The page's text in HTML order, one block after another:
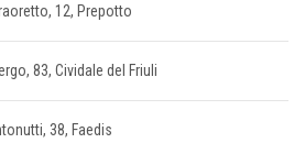
12, Prepotto
83, Cividale del Friuli
38, Faedis